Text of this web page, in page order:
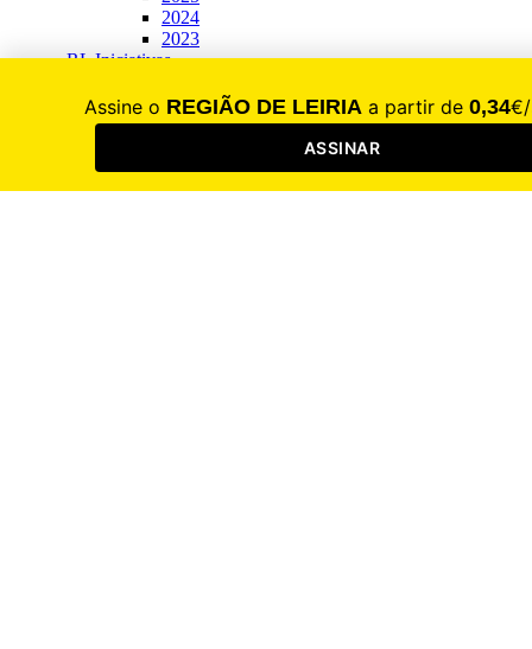
2024
2023
RL Iniciativas
2025
2024
2021